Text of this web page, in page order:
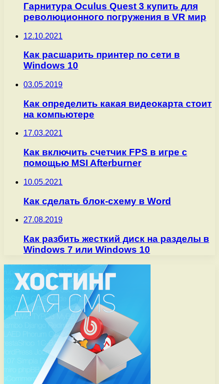
Гарнитура Oculus Quest 3 купить для
революционного погружения в VR мир
12.10.2021
Как расшарить принтер по сети в
Windows 10
03.05.2019
Как определить какая видеокарта стоит
на компьютере
17.03.2021
Как включить счетчик FPS в игре с
помощью MSI Afterburner
10.05.2021
Как сделать блок-схему в Word
27.08.2019
Как разбить жесткий диск на разделы в
Windows 7 или Windows 10